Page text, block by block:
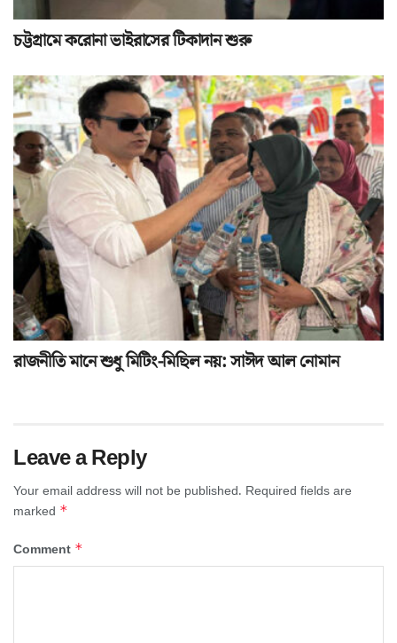
চট্টগ্রামে করোনা ভাইরাসের টিকাদান শুরু
রাজনীতি মানে শুধু মিটিং-মিছিল নয়: সাঈদ আল নোমান
Leave a Reply
Your email address will not be published. Required fields are
marked *
Comment *